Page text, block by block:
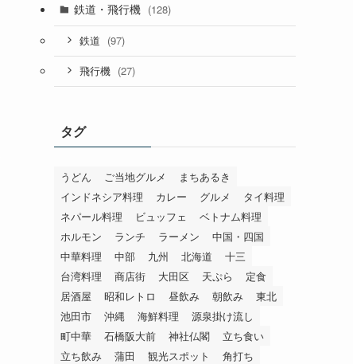
鉄道・飛行機 (128)
鉄道 (97)
飛行機 (27)
タグ
うどん ご当地グルメ
まちあるき
インドネシア料理
カレー グルメ
タイ料理
ネパール料理
ビュッフェ
ベトナム料理
ホルモン
ランチ ラーメン
中国・四国
中華料理
中部 九州 北海道
十三
台湾料理
商店街 大田区 天ぷら
定食
居酒屋
昭和レトロ 昼飲み 朝飲み
東北
池田市
沖縄 海鮮料理
源泉掛け流し
町中華
石橋阪大前 神社仏閣
立ち食い
立ち飲み
蒲田 観光スポット
角打ち